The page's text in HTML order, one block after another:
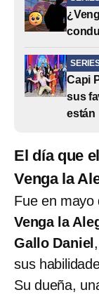
Capi
sus
están
El día que
Venga la
Fue en mayo
Venga la
Gallo Daniel
sus
Su dueña,